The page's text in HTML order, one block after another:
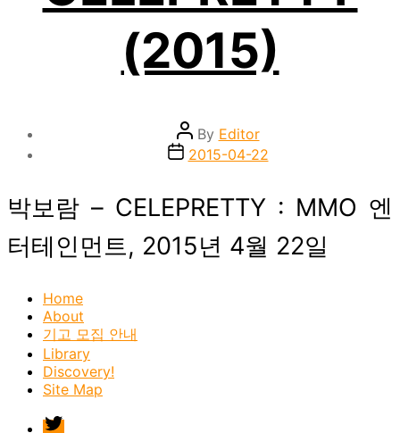
(2015)
Post
author
By Editor
Post2015-04-22
박보람 – CELEPRETTY : MMO 엔
터테인먼트, 2015년 4월 22일
Home
About
기고 모집 안내
Library
Discovery!
Site Map
twitter